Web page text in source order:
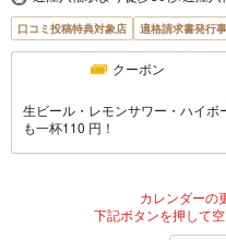
口コミ投稿特典対象店 適格請求書発行
クーポン
生ビール・レモンサワー・ハイ
も一杯110 円！
カレンダーの
下記ボタンを押して